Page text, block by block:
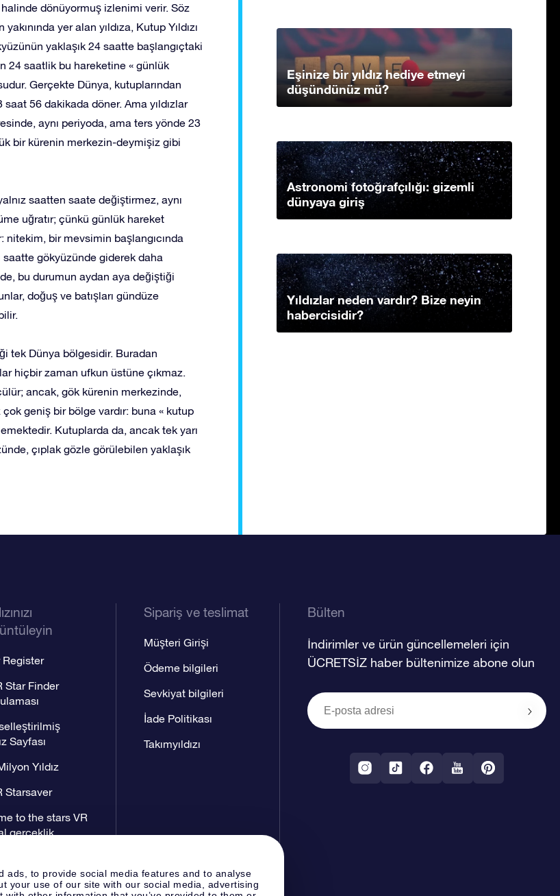
ads, to provide social media features and to analyse
your use of our site with our social media, advertising
dönüyormuş izlenimi verir. Söz
yer alan yıldıza, Kutup Yıldızı
yaklaşık 24 saatte başlangıçtaki
24 saatlik bu hareketine « günlük
Gerçekte Dünya, kutuplarından
56 dakikada döner. Ama yıldızlar
aynı periyoda, ama ters yönde 23
bir kürenin merkezin-deymişiz gibi
saatten saate değiştirmez, aynı
uğratır; çünkü günlük hareket
nitekim, bir mevsimin başlangıcında
saatte gökyüzünde giderek daha
bu durumun aydan aya değiştiği
doğuş ve batışları gündüze
tek Dünya bölgesidir. Buradan
hiçbir zaman ufkun üstüne çıkmaz.
ancak, gök kürenin merkezinde,
geniş bir bölge vardır: buna « kutup
Kutuplarda da, ancak tek yarı
çıplak gözle görülebilen yaklaşık
Eşinize bir yıldız hediye etmeyi
düşündünüz mü?
Astronomi fotoğrafçılığı: gizemli
dünyaya giriş
Yıldızlar neden vardır? Bize neyin
habercisidir?
Register
Star Finder
Sayfası
Yıldız
Starsaver
to the stars VR
gerçeklik
Sipariş ve teslimat
Müşteri Girişi
Ödeme bilgileri
Sevkiyat bilgileri
İade Politikası
Takımyıldızı
Bülten
İndirimler ve ürün güncellemeleri için
ÜCRETSİZ haber bültenimize abone olun